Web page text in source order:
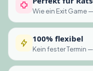
Wie ein Exit Game
100% flexibel
Kein fester Termin